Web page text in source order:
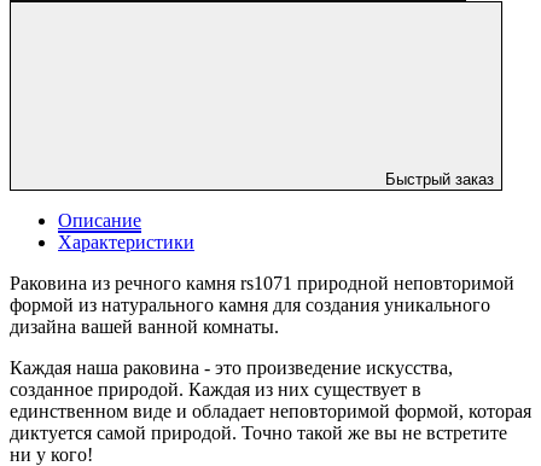
Быстрый заказ
Описание
Характеристики
Раковина из речного камня rs1071 природной неповторимой
формой из натурального камня для создания уникального
дизайна вашей ванной комнаты.
Каждая наша раковина - это произведение искусства,
созданное природой. Каждая из них существует в
единственном виде и обладает неповторимой формой, которая
диктуется самой природой. Точно такой же вы не встретите
ни у кого!